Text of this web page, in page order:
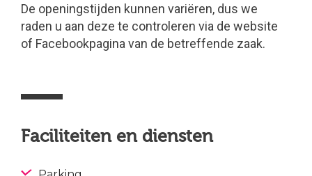
De openingstijden kunnen variëren, dus we
raden u aan deze te controleren via de website
of Facebookpagina van de betreffende zaak.
Faciliteiten en diensten